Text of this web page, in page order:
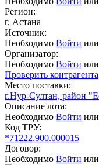
Регион:
г. Астана
Источник:
Необходимо Войти или
Организатор:
Необходимо Войти или
Проверить контрагента
Место поставки:
г.Нур-Султан, район
Описание лота:
Необходимо Войти или
Код ТРУ:
*71222.900.000015
Договор:
Необходимо Войти или